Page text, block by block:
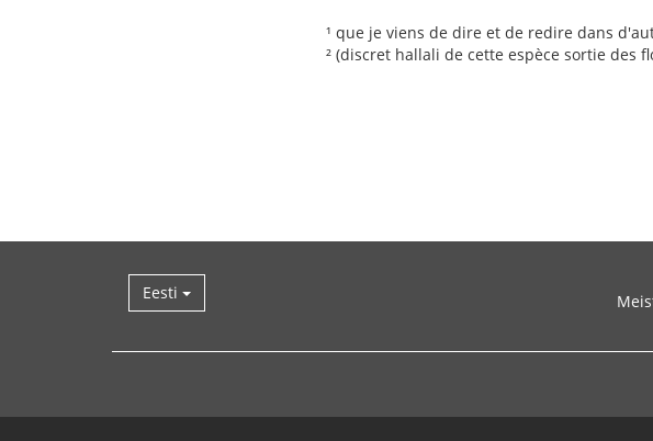
¹ que je viens de dire et de redire dans
² (discret hallali de cette espèce sortie des
Eesti